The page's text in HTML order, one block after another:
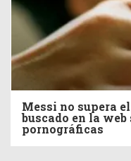
Messi no supera
buscado en la
pornográficas